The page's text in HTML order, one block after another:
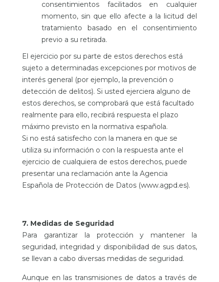
consentimientos facilitados en cualquier
momento, sin que ello afecte a la licitud del
tratamiento basado en el consentimiento
previo a su retirada.
El ejercicio por su parte de estos derechos está
sujeto a determinadas excepciones por motivos de
interés general (por ejemplo, la prevención o
detección de delitos). Si usted ejerciera alguno de
estos derechos, se comprobará que está facultado
realmente para ello, recibirá respuesta el plazo
máximo previsto en la normativa española.
Si no está satisfecho con la manera en que se
utiliza su información o con la respuesta ante el
ejercicio de cualquiera de estos derechos, puede
presentar una reclamación ante la Agencia
Española de Protección de Datos (www.agpd.es).
7. Medidas de Seguridad
Para garantizar la protección y mantener la
seguridad, integridad y disponibilidad de sus datos,
se llevan a cabo diversas medidas de seguridad.
Aunque en las transmisiones de datos a través de